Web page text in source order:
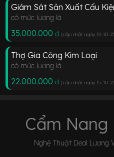
Giám Sát Sản Xuất Cấu
có mức lương là
35.000.000 đ (cập nhật ngày 15-10-
Thợ Gia Công Kim Loại
có mức lương là
22.000.000 đ (cập nhật ngày 15-10-
Cẩm Nang
Nghệ Thuật Deal Lương